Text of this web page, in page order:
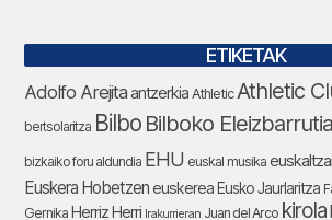
ETIKETAK
Adolfo Arejitaantzerkia Athletic Athletic
bertsolaritza Bilbo Bilboko Eleizbarrutia
bizkaiko foru aldundia EHU euskal musika
Euskera Hobetzeneuskerea Eusko Jaurlaritza
Gernika Herriz Herri Irakurrieran Juan del Arco kirola